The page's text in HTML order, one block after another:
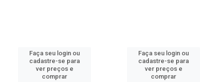
Faça seu login ou
cadastre-se para
ver preços e
comprar
Faça seu login ou
cadastre-se para
ver preços e
comprar